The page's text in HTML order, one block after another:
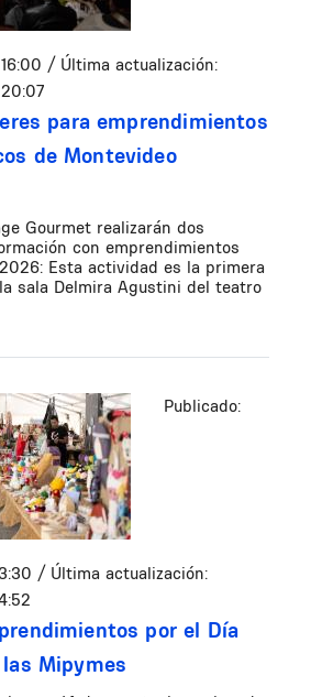
/ Última actualización:
para emprendimientos
de Montevideo
Gourmet realizarán dos
con emprendimientos
Esta actividad es la primera
sala Delmira Agustini del teatro
Publicado:
/ Última actualización:
por el Día
Mipymes